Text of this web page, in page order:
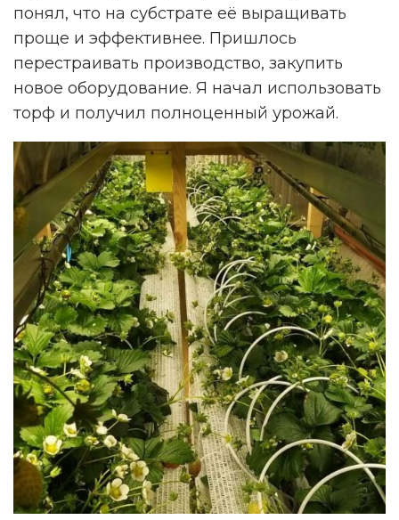
понял, что на субстрате её выращивать
проще и эффективнее. Пришлось
перестраивать производство, закупить
новое оборудование. Я начал использовать
торф и получил полноценный урожай.